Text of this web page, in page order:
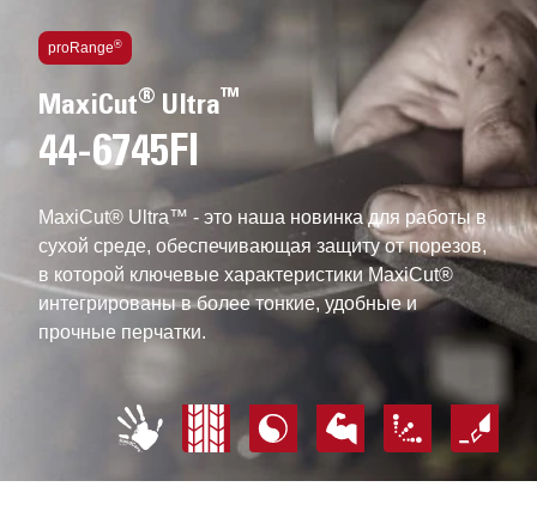
proRange®
MaxiCut® Ultra™
44-6745FI
MaxiCut® Ultra™ - это наша новинка для работы в
сухой среде, обеспечивающая защиту от порезов,
в которой ключевые характеристики МaxiCut®
интегрированы в более тонкие, удобные и
прочные перчатки.
ВЫСОКОТЕХНОЛОГИЧНЫЕ перчатки